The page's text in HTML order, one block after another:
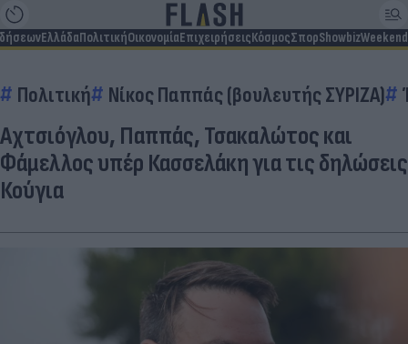
ΕλλάδαΠολιτικήΟικονομίαΕπιχειρήσειςΚόσμοςΣπορShowbizWeekend
Πολιτική Νίκος Παππάς (βουλευτής ΣΥΡΙΖΑ)
Αχτσιόγλου, Παππάς, Τσακαλώτος και
Φάμελλος υπέρ Κασσελάκη για τις δηλώσεις
Κούγια